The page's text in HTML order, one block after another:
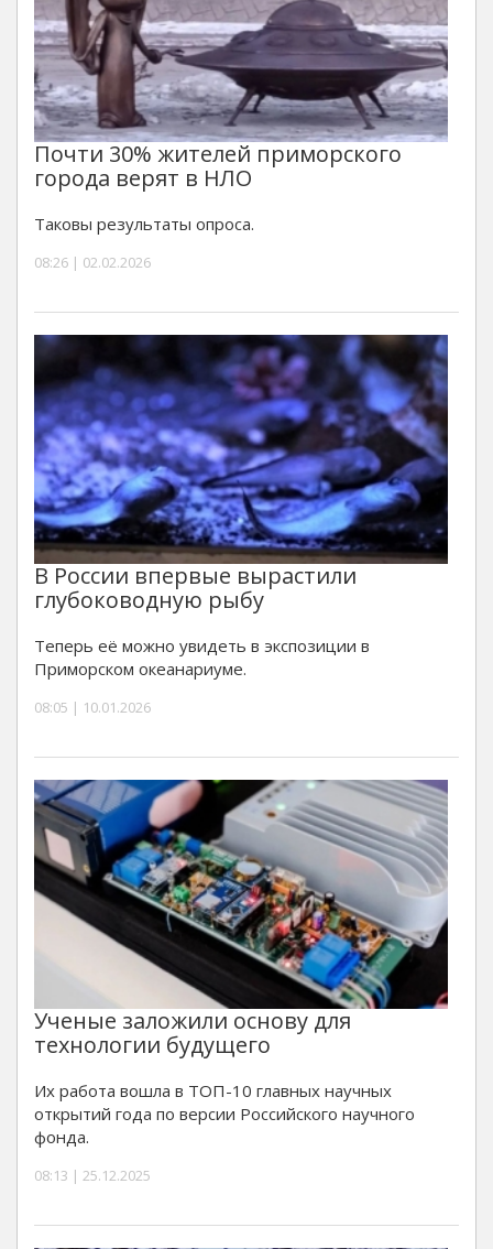
Почти 30% жителей приморского
города верят в НЛО
Таковы результаты опроса.
08:26 | 02.02.2026
В России впервые вырастили
глубоководную рыбу
Теперь её можно увидеть в экспозиции в
Приморском океанариуме.
08:05 | 10.01.2026
Ученые заложили основу для
технологии будущего
Их работа вошла в ТОП-10 главных научных
открытий года по версии Российского научного
фонда.
08:13 | 25.12.2025